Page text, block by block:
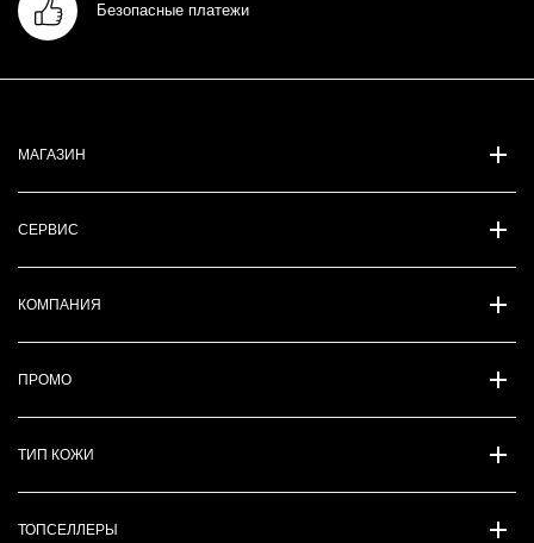
Безопасные платежи
МАГАЗИН
СЕРВИС
КОМПАНИЯ
ПРОМО
ТИП КОЖИ
ТОПСЕЛЛЕРЫ